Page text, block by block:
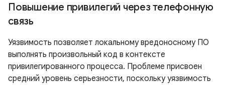
Повышение привилегий через телефонную
связь
Уязвимость позволяет локальному вредоносному ПО
выполнять произвольный код в контексте
привилегированного процесса. Проблеме присвоен
средний уровень серьезности, поскольку уязвимость